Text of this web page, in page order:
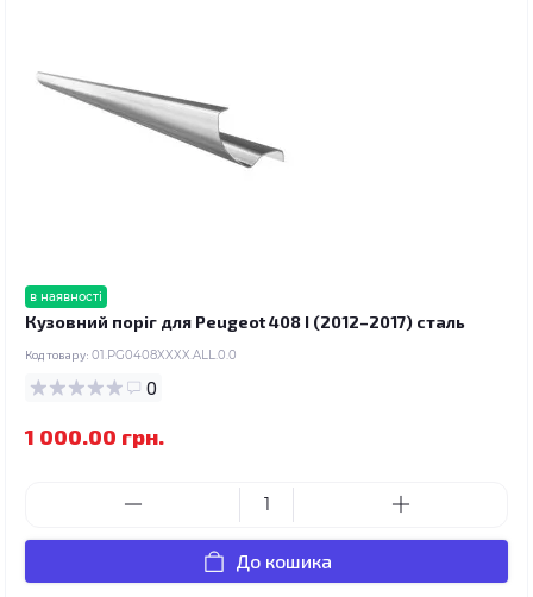
в наявності
Кузовний поріг для Peugeot 408 I (2012–2017) сталь
Код товару: 01.PG0408XXXX.ALL.0.0
0
1 000.00 грн.
До кошика